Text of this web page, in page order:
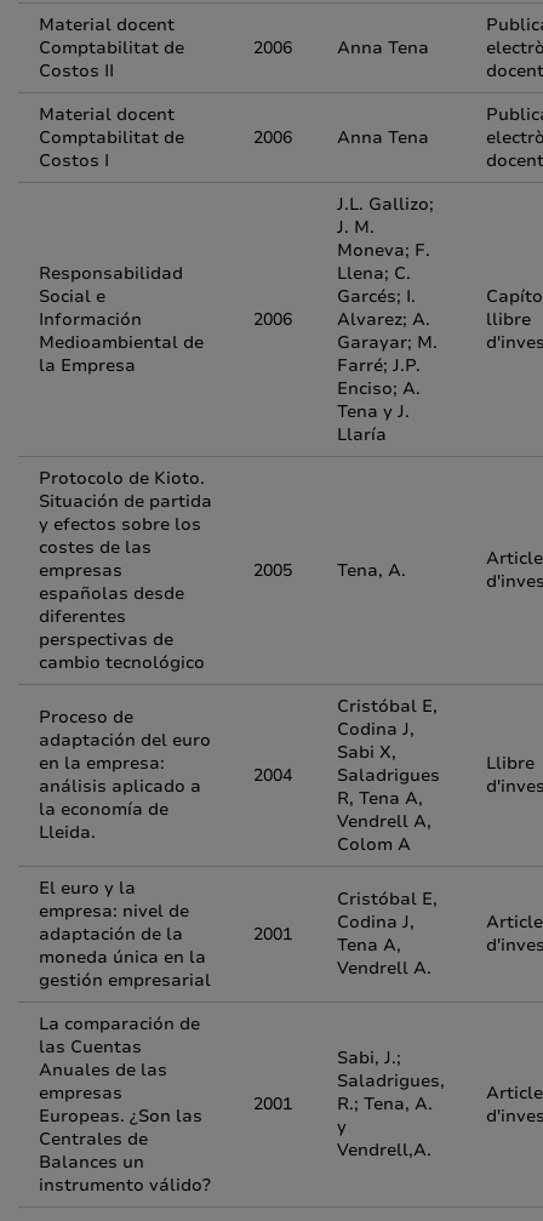
Material docent
Comptabilitat de
Costos II
2006 Anna Tena
docent
Material docent
Comptabilitat de
Costos I
2006 Anna Tena
docent
Responsabilidad
Social e
Información
Medioambiental de
la Empresa
2006
J.L. Gallizo;
J. M.
Moneva; F.
Llena; C.
Garcés; I.
Alvarez; A.
Garayar; M.
Farré; J.P.
Enciso; A.
Tena y J.
Llaría
llibre
Protocolo de Kioto.
Situación de partida
y efectos sobre los
costes de las
empresas
españolas desde
diferentes
perspectivas de
cambio tecnológico
2005 Tena, A.
Article
Proceso de
adaptación del euro
en la empresa:
análisis aplicado a
la economía de
Lleida.
2004
Cristóbal E,
Codina J,
Sabi X,
Saladrigues
R, Tena A,
Vendrell A,
Colom A
Llibre
El euro y la
empresa: nivel de
adaptación de la
moneda única en la
gestión empresarial
2001
Cristóbal E,
Codina J,
Tena A,
Vendrell A.
Article
La comparación de
las Cuentas
Anuales de las
empresas
Europeas. ¿Son las
Centrales de
Balances un
instrumento válido?
2001
Sabi, J.;
Saladrigues,
R.; Tena, A.
y
Vendrell,A.
Article